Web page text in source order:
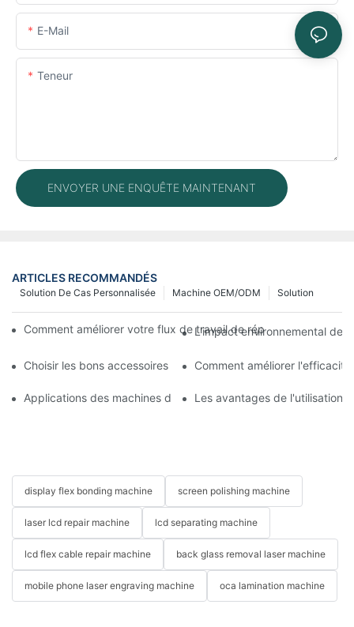
E-Mail
Teneur
ENVOYER UNE ENQUÊTE MAINTENANT
ARTICLES RECOMMANDÉS
Solution
Machine OEM/ODM
Solution De Cas Personnalisée
Comment améliorer votre flux de travail de réparation mobile
L'impact environnemental
Choisir les bons accessoires pour votre machine de réparation
Comment améliorer
Applications des machines de réparation de téléphones pour
Les avantages de l'utilisation
display flex bonding machine screen polishing machine
laser lcd repair machine lcd separating machine
lcd flex cable repair machine back glass removal laser machine
mobile phone laser engraving machine oca lamination machine